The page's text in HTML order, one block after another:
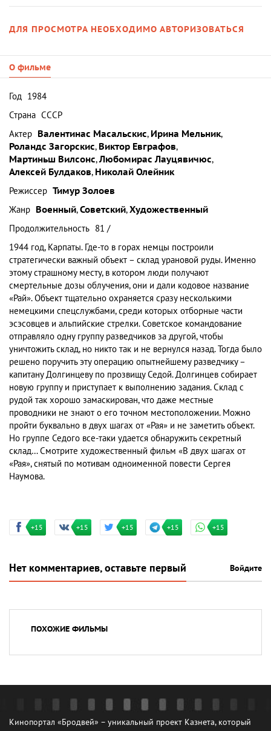
ДЛЯ ПРОСМОТРА НЕОБХОДИМО АВТОРИЗОВАТЬСЯ
О фильме
Год 1984
Страна СССР
Актер Валентинас Масальскис, Ирина Мельник,
Роландс Загорскис, Виктор Евграфов,
Мартиньш Вилсонс,Любомирас Лауцявичюс,
Алексей Булдаков, Николай Олейник
Режиссер Тимур Золоев
Жанр Военный,Советский,Художественный
Продолжительность 81 /
1944 год, Карпаты. Где-то в горах немцы построили
стратегически важный объект – склад урановой руды. Именно
этому страшному месту, в котором люди получают
смертельные дозы облучения, они и дали кодовое название
«Рай». Объект тщательно охраняется сразу несколькими
немецкими спецслужбами, среди которых отборные части
эсэсовцев и альпийские стрелки. Советское командование
отправляло одну группу разведчиков за другой, чтобы
уничтожить склад, но никто так и не вернулся назад. Тогда было
решено поручить эту операцию опытнейшему разведчику –
капитану Долгинцеву по прозвищу Седой. Долгинцев собирает
новую группу и приступает к выполнению задания. Склад с
рудой так хорошо замаскирован, что даже местные
проводники не знают о его точном местоположении. Можно
пройти буквально в двух шагах от «Рая» и не заметить объект.
Но группе Седого все-таки удается обнаружить секретный
склад… Смотрите художественный фильм «В двух шагах от
«Рая», снятый по мотивам одноименной повести Сергея
Наумова.
+15 +15 +15 +15 +15
Нет комментариев, оставьте первый Войдите
ПОХОЖИЕ ФИЛЬМЫ
Кинопортал «Бродвей» – уникальный проект Казнета, который